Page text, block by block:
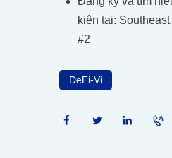
kiện tại:
#2
DeFi-Vi